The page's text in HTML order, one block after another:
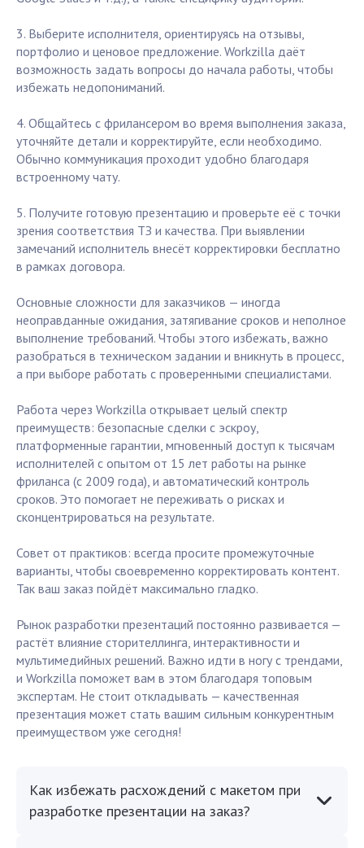
3. Выберите исполнителя, ориентируясь на отзывы,
портфолио и ценовое предложение. Workzilla даёт
возможность задать вопросы до начала работы, чтобы
избежать недопониманий.
4. Общайтесь с фрилансером во время выполнения заказа,
уточняйте детали и корректируйте, если необходимо.
Обычно коммуникация проходит удобно благодаря
встроенному чату.
5. Получите готовую презентацию и проверьте её с точки
зрения соответствия ТЗ и качества. При выявлении
замечаний исполнитель внесёт корректировки бесплатно
в рамках договора.
Основные сложности для заказчиков — иногда
неоправданные ожидания, затягивание сроков и неполное
выполнение требований. Чтобы этого избежать, важно
разобраться в техническом задании и вникнуть в процесс,
а при выборе работать с проверенными специалистами.
Работа через Workzilla открывает целый спектр
преимуществ: безопасные сделки с эскроу,
платформенные гарантии, мгновенный доступ к тысячам
исполнителей с опытом от 15 лет работы на рынке
фриланса (с 2009 года), и автоматический контроль
сроков. Это помогает не переживать о рисках и
сконцентрироваться на результате.
Совет от практиков: всегда просите промежуточные
варианты, чтобы своевременно корректировать контент.
Так ваш заказ пойдёт максимально гладко.
Рынок разработки презентаций постоянно развивается —
растёт влияние сторителлинга, интерактивности и
мультимедийных решений. Важно идти в ногу с трендами,
и Workzilla поможет вам в этом благодаря топовым
экспертам. Не стоит откладывать — качественная
презентация может стать вашим сильным конкурентным
преимуществом уже сегодня!
Как избежать расхождений с макетом при
разработке презентации на заказ?